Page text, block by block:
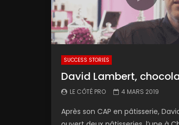
SUCCESS STORIES
David Lambert,
LE CÔTÉ PRO 4 MARS 2019
Après son CAP en pâtisserie,